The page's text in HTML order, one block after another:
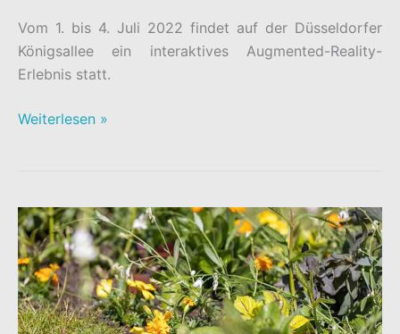
Vom 1. bis 4. Juli 2022 findet auf der Düsseldorfer
Königsallee ein interaktives Augmented-Reality-
Erlebnis statt.
AUGMENTED-
KÖNIGSALLEE
Weiterlesen »